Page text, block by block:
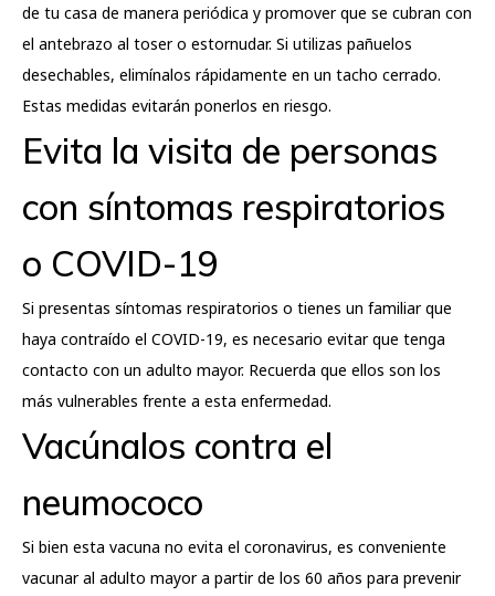
de tu casa de manera periódica y promover que se cubran con
el antebrazo al toser o estornudar. Si utilizas pañuelos
desechables, elimínalos rápidamente en un tacho cerrado.
Estas medidas evitarán ponerlos en riesgo.
Evita la visita de personas
con síntomas respiratorios
o COVID-19
Si presentas síntomas respiratorios o tienes un familiar que
haya contraído el COVID-19, es necesario evitar que tenga
contacto con un adulto mayor. Recuerda que ellos son los
más vulnerables frente a esta enfermedad.
Vacúnalos contra el
neumococo
Si bien esta vacuna no evita el coronavirus, es conveniente
vacunar al adulto mayor a partir de los 60 años para prevenir